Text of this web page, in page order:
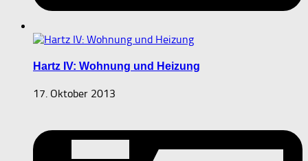
Hartz IV: Wohnung und Heizung
17. Oktober 2013